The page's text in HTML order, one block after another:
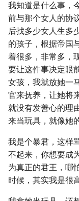
我知道是什么事，
前与那个女人的协
后找多少女人生多
的孩子，根据帝国
着很多，非常多，
要让这件事决定眼
女孩，我就放她一
官来抚养，让她将
就没有发善心的理
来当玩具，就像她
我是个暴君，这样
不起来，你想要成
为真正的君王，哪
时候，其实我是很